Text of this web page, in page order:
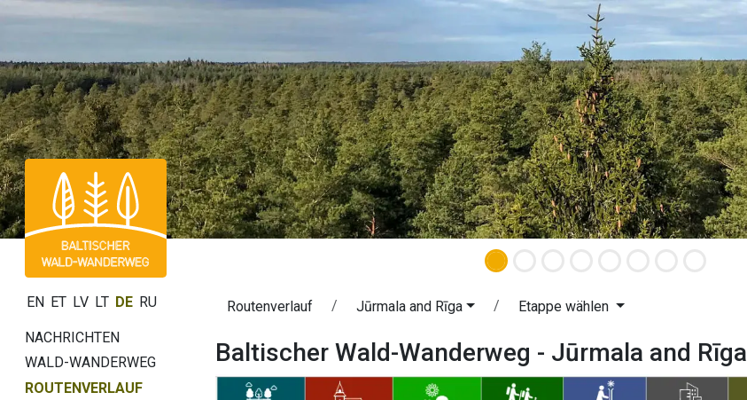
EN ET LV LT DE RU
NACHRICHTEN
WALD-WANDERWEG
ROUTENVERLAUF
Routenverlauf Jūrmala and Rīga Etappe wählen
Baltischer Wald-Wanderweg - Jūrmala and Rīga